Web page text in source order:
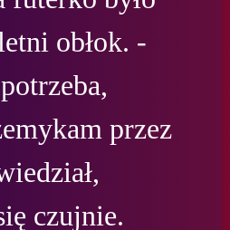
obłok. -
przez
czujnie.